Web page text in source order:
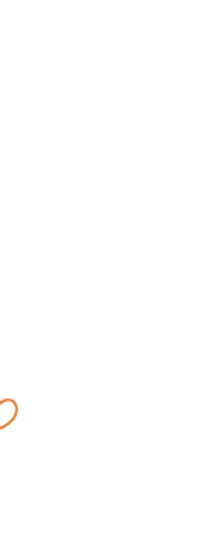
Sélectionner